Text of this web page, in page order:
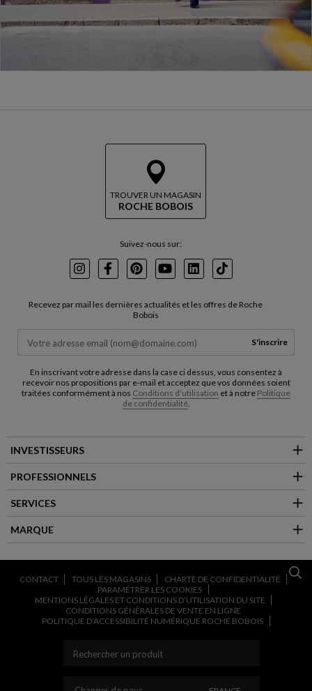
TROUVER UN MAGASIN
ROCHE BOBOIS
Suivez-nous sur:
InstagramFacebookPinterest
YoutubeLinkedInTikTok
Recevez par mail les dernières actualités et les offres de Roche
Bobois
S'inscrire
En inscrivant votre adresse dans la case ci dessus, vous consentez à
recevoir nos propositions par e-mail et acceptez que vos données soient
traitées conformément à nos Conditions d'utilisation et à notre Politique
de confidentialité.
INVESTISSEURS
PROFESSIONNELS
SERVICES
MARQUE
CONTACT TOUS LES MAGASINS
CHARTE DE CONFIDENTIALITÉ
PARAMÉTRER LES COOKIES
MENTIONS LÉGALES ET CONDITIONS D’UTILISATION DU SITE
CONDITIONS GÉNÉRALES DE VENTE EN LIGNE
POLITIQUE D’ACCESSIBILITÉ NUMÉRIQUE ROCHE BOBOIS